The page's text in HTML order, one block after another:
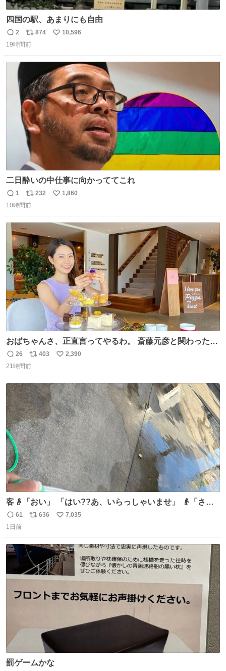
四国の駅、あまりにも自由
返
信
2
リ
ポ
874
い
数
10,596
19時間前
二日酔いの中仕事に向かっててこれ
返
信
1
リ
ポ
ト
数
232
い
1,860
10時間前
おばちゃんさ、正直言ってやるわ。 斎藤元彦と関わった事
でアンタはこれか先キラキラ輝けないんよ、残念ながら。
#折田楓 #merchu
返
信
26
リ
ポ
ト
数
403
い
数
2,390
21時間前
客👴「おい」 「はい??あ、いらっしゃいませ」 👴「さっ
きからずっと水出しっぱなしでもったいないだろ」 「静電
気を逃がし、熱くなった地面の温度を下げ、引火事故の防
ことをするな!!」 それでは歌います、聞いてください 「井
戸水」
返
信
61
リ
ト
数
636
い
数
7,035
1日前
罰ゲームかな